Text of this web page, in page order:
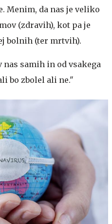
Menim, da nas je veliko
(zdravih), kot pa je
bolnih (ter mrtvih).
nas samih in od vsakega
bo zbolel ali ne."